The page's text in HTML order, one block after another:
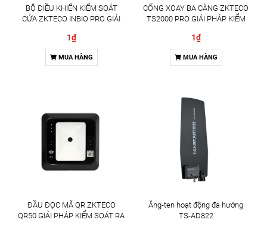
BỘ ĐIỀU KHIỂN KIỂM SOÁT
CỬA ZKTECO INBIO PRO GIẢI
CHUYÊN NGHIỆP
1₫
MUA HÀNG
CỔNG XOAY BA CÀNG ZKTECO
TS2000 PRO GIẢI PHÁP KIỂM
NGHIỆP
1₫
MUA HÀNG
ĐẦU ĐỌC MÃ QR ZKTECO
QR50 GIẢI PHÁP KIỂM SOÁT RA
Ăng-ten hoạt động đa hướng
TS-AD822